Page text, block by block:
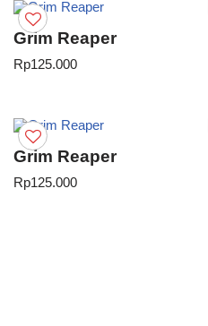
Grim Reaper
Rp125.000
Grim Reaper
Rp125.000